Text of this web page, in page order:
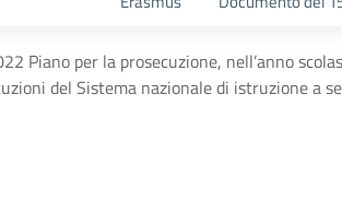
Piano per la prosecuzione, nell’anno
del Sistema nazionale di istruzione a